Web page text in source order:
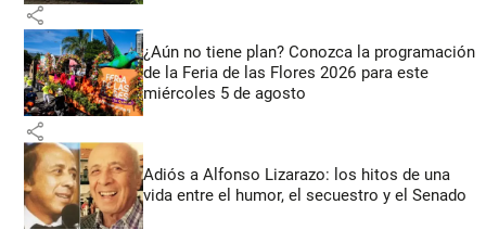
share
¿Aún no tiene plan? Conozca la programación
de la Feria de las Flores 2026 para este
miércoles 5 de agosto
share
Adiós a Alfonso Lizarazo: los hitos de una
vida entre el humor, el secuestro y el Senado